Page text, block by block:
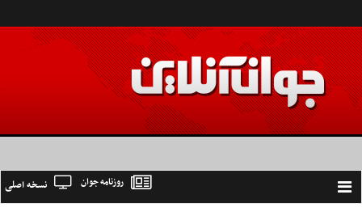
Toggle
نسخه اصلی روزنامه جوان